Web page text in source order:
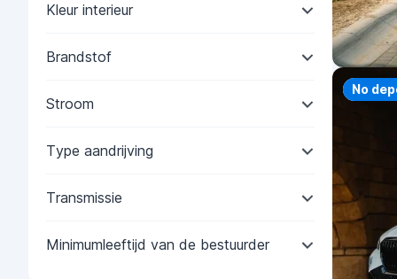
Kleur interieur
Brandstof
Stroom
Type aandrijving
Transmissie
Minimumleeftijd van de bestuurder
No